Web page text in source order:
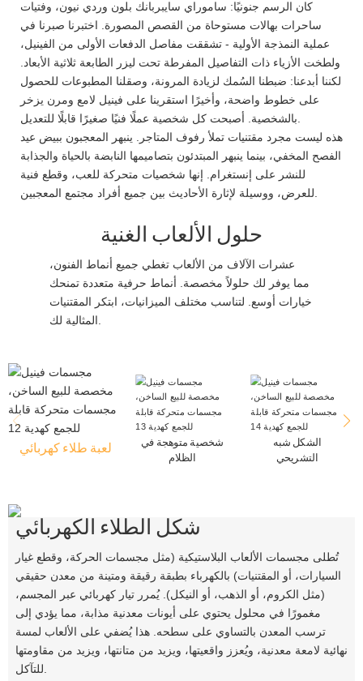
كان الرسم جنونيًا: ساموراي سايبربانك بلون وردي نيون، وفتيات
ساحرات بهالات مستوحاة من القصص المصورة. اختبرنا صبرنا في
عملية النمذجة الأولية - تشققت مفاصل الدفعات الأولى من الفينيل،
ولطخت الأزياء ذات التفاصيل المفرطة تحت ليزر الطابعة ثلاثية الأبعاد.
لكننا أبدعنا: ضبطنا السُمك لزيادة المرونة، وصقلنا المطبوعات للحصول
على خطوط واضحة، وأخيرًا استقرينا على فينيل لامع ومرن يزخر
بالشخصية. أصبحت كل شخصية عملًا فنيًا صغيرًا قابلًا للتعديل.
هذه ليست مجرد مقتنيات تملأ رفوف المتاجر. ينبهر المعجبون ببيض عيد
الفصح المخفي، بينما ينبهر المبتدئون بتصاميمها النابضة بالحياة والجذابة
للنشر على إنستغرام. إنها شخصيات متحركة للعب، وقطع فنية
للعرض، ووسيلة لإثارة الأحاديث بين جميع أفراد مجتمع المعجبين.
حلول الألعاب الغنية
عشرات الآلاف من الألعاب تغطي جميع أنماط الفنون،
مما يوفر لك حلولاً مخصصة. أنماط حرفية متعددة تمنحك
خيارات أوسع. لتناسب مختلف الميزانيات، ابتكر المقتنيات
لعبة طلاء كهربائي
شخصية متوهجة في
الظلام
الشكل شبه
التشريحي
شكل الطلاء الكهربائي
تُطلى مجسمات الألعاب البلاستيكية (مثل مجسمات الحركة، وقطع غيار
السيارات، أو المقتنيات) بالكهرباء بطبقة رقيقة ومتينة من معدن حقيقي
(مثل الكروم، أو الذهب، أو النيكل). يُمرر تيار كهربائي عبر المجسم،
مغمورًا في محلول يحتوي على أيونات معدنية مذابة، مما يؤدي إلى
ترسب المعدن بالتساوي على سطحه. هذا يُضفي على الألعاب لمسة
نهائية لامعة معدنية، ويُعزز واقعيتها، ويزيد من متانتها، ويزيد من مقاومتها
للتآكل.